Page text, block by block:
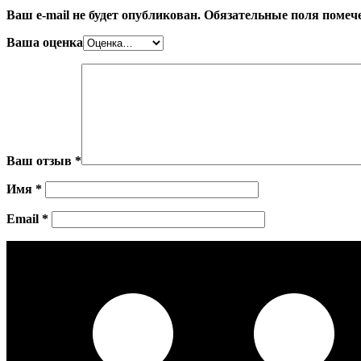
Ваш e-mail не будет опубликован. Обязательные поля
Ваша оценка
Ваш отзыв *
Имя *
Email *